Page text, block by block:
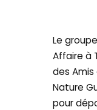
Le
Affaire à
des Amis
Nature
pour